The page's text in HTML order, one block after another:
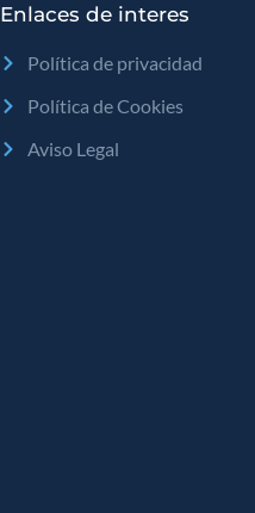
Enlaces de interes
Política de privacidad
Política de Cookies
Aviso Legal